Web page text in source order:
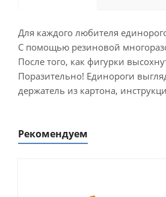
Для каждого любителя
С помощью резиновой
После того, как фигурки
Поразительно! Единороги
держатель из картона,
Рекомендуем